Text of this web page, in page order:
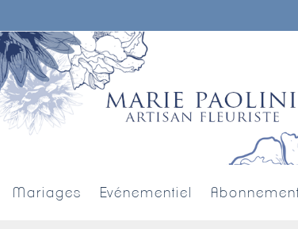
Mariages Evénementiel